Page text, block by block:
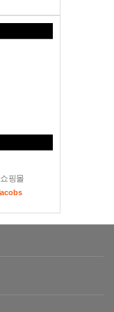
핑몰